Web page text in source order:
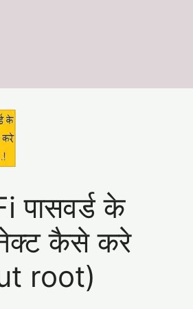
पासवर्ड के
कैसे करे
root)